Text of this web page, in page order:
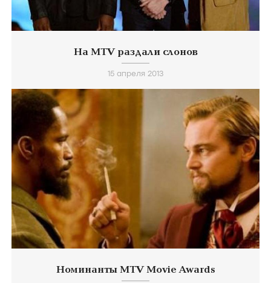
На MTV раздали слонов
15 апреля 2013
Номинанты MTV Movie Awards